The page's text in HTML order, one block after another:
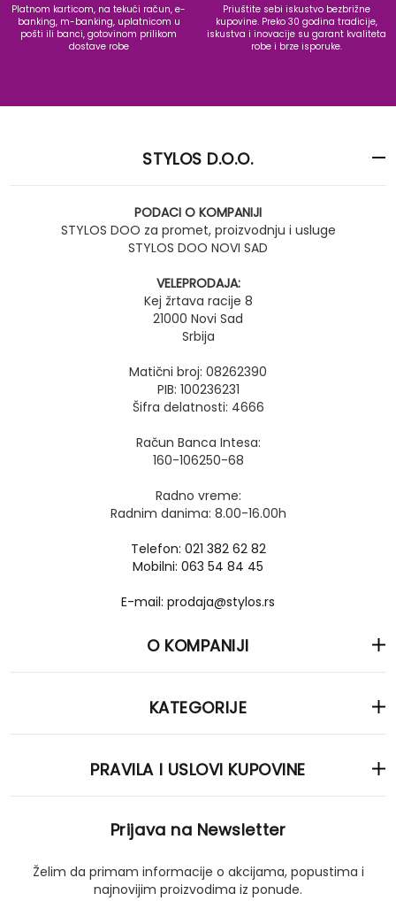
Platnom karticom, na tekući račun, e-
banking, m-banking, uplatnicom u
pošti ili banci, gotovinom prilikom
dostave robe
Priuštite sebi iskustvo bezbrižne
kupovine. Preko 30 godina tradicije,
iskustva i inovacije su garant kvaliteta
robe i brze isporuke.
STYLOS D.O.O.
PODACI O KOMPANIJI
STYLOS DOO za promet, proizvodnju i usluge
STYLOS DOO NOVI SAD
VELEPRODAJA:
Kej žrtava racije 8
21000 Novi Sad
Srbija
Matični broj: 08262390
PIB: 100236231
Šifra delatnosti: 4666
Račun Banca Intesa:
160-106250-68
Radno vreme:
Radnim danima: 8.00-16.00h
Telefon: 021 382 62 82
Mobilni: 063 54 84 45
E-mail: prodaja@stylos.rs
O KOMPANIJI
KATEGORIJE
PRAVILA I USLOVI KUPOVINE
Prijava na Newsletter
Želim da primam informacije o akcijama, popustima i
najnovijim proizvodima iz ponude.